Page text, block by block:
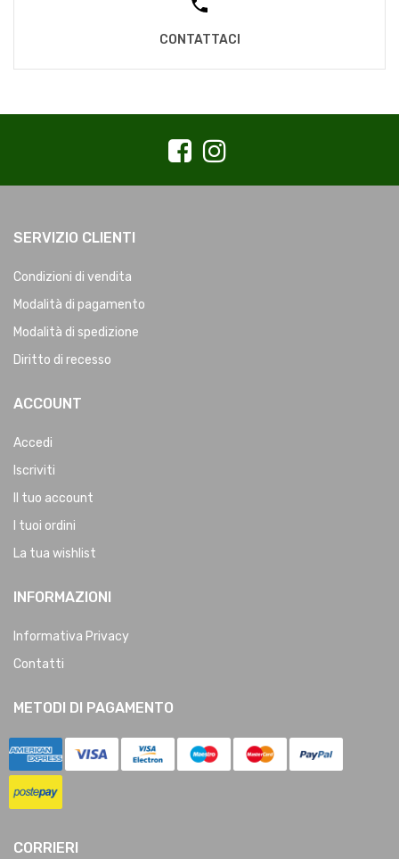
CONTATTACI
SERVIZIO CLIENTI
Condizioni di vendita
Modalità di pagamento
Modalità di spedizione
Diritto di recesso
ACCOUNT
Accedi
Iscriviti
Il tuo account
I tuoi ordini
La tua wishlist
INFORMAZIONI
Informativa Privacy
Contatti
METODI DI PAGAMENTO
CORRIERI